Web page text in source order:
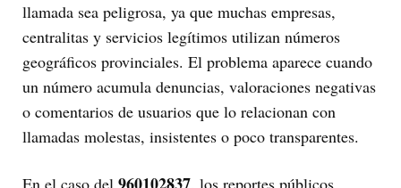
llamada sea peligrosa, ya que muchas empresas,
centralitas y servicios legítimos utilizan números
geográficos provinciales. El problema aparece cuando
un número acumula denuncias, valoraciones negativas
o comentarios de usuarios que lo relacionan con
llamadas molestas, insistentes o poco transparentes.
En el caso del 960102837, los reportes públicos